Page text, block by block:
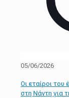
05/06/2026
Οι εταίροι του
στη Νάντη για